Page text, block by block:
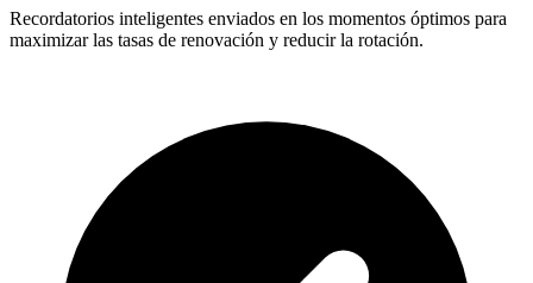
Recordatorios inteligentes enviados en los momentos óptimos para
maximizar las tasas de renovación y reducir la rotación.